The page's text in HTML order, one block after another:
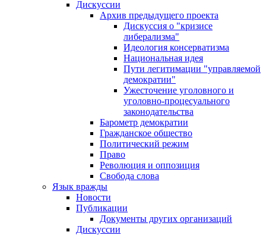
Дискуссии
Архив предыдущего проекта
Дискуссия о "кризисе
либерализма"
Идеология консерватизма
Национальная идея
Пути легитимации "управляемой
демократии"
Ужесточение уголовного и
уголовно-процесуального
законодательства
Барометр демократии
Гражданское общество
Политический режим
Право
Революция и оппозиция
Свобода слова
Язык вражды
Новости
Публикации
Документы других организаций
Дискуссии